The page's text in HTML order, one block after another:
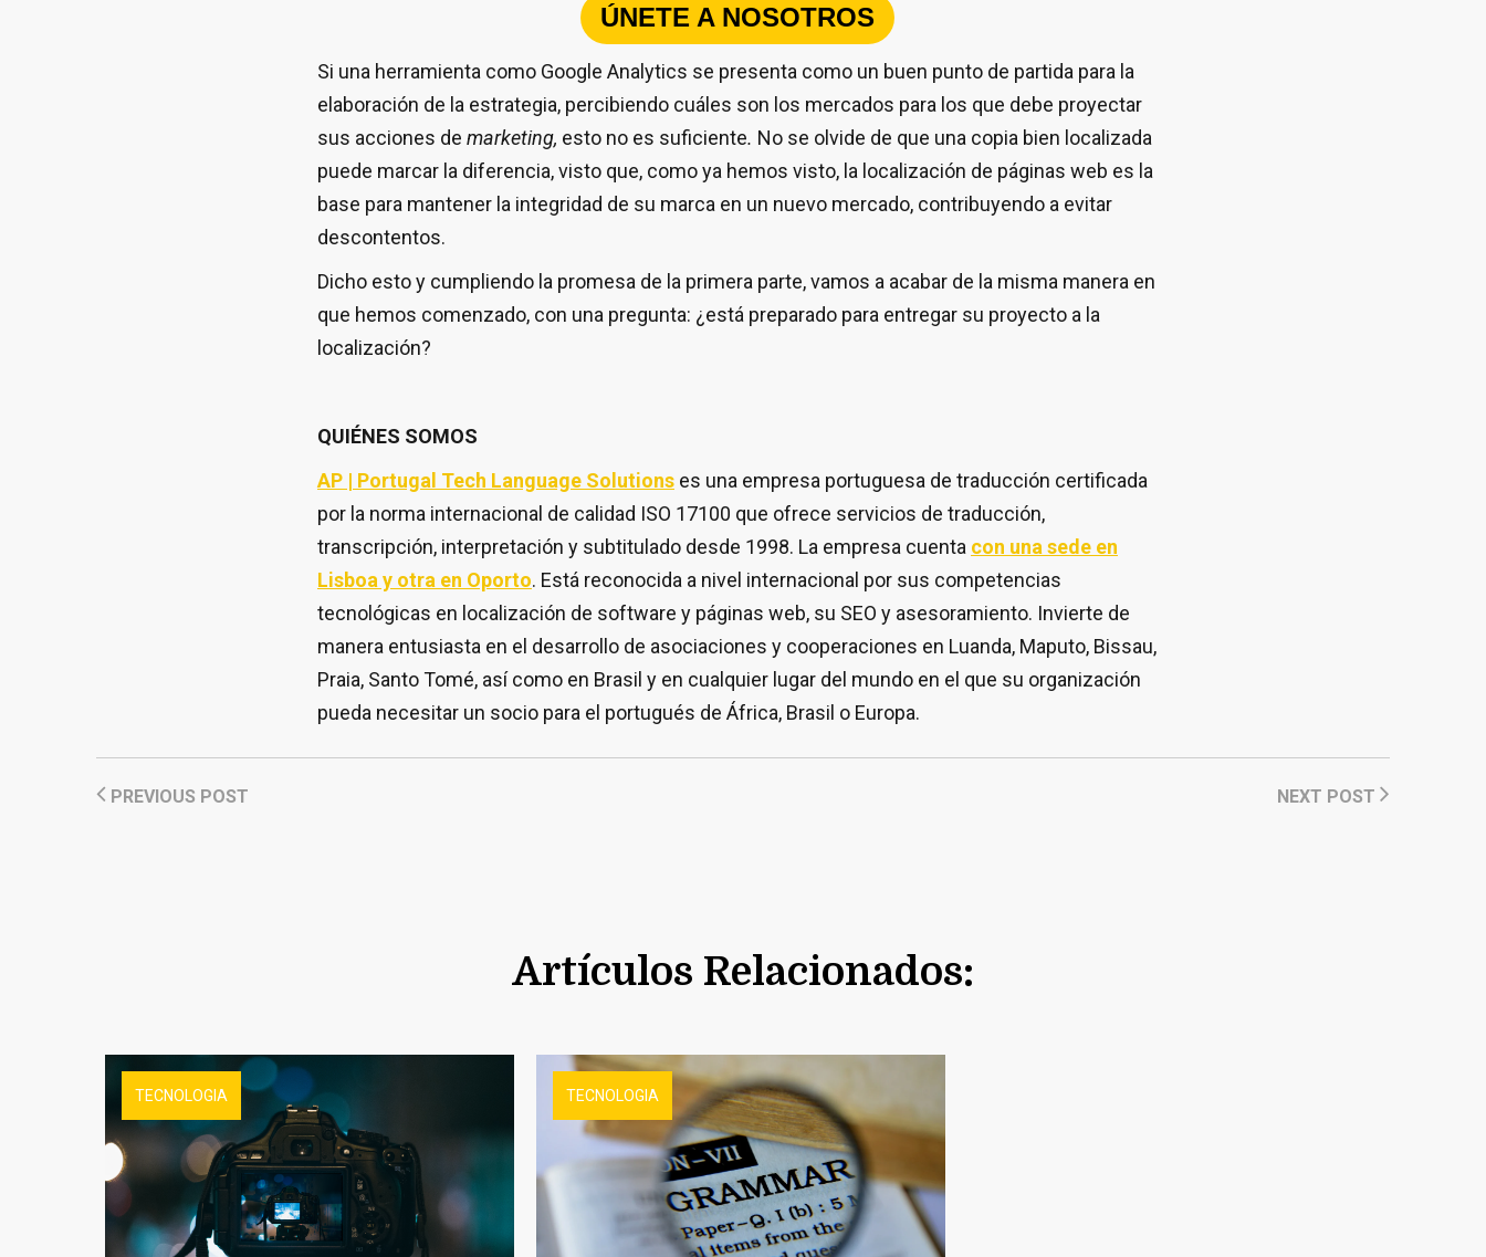
ÚNETE A NOSOTROS
Si una herramienta como Google Analytics se presenta como un buen punto de partida para la
elaboración de la estrategia, percibiendo cuáles son los mercados para los que debe proyectar
sus acciones de marketing, esto no es suficiente. No se olvide de que una copia bien localizada
puede marcar la diferencia, visto que, como ya hemos visto, la localización de páginas web es la
base para mantener la integridad de su marca en un nuevo mercado, contribuyendo a evitar
descontentos.
Dicho esto y cumpliendo la promesa de la primera parte, vamos a acabar de la misma manera en
que hemos comenzado, con una pregunta: ¿está preparado para entregar su proyecto a la
localización?
QUIÉNES SOMOS
AP | Portugal Tech Language Solutions es una empresa portuguesa de traducción certificada
por la norma internacional de calidad ISO 17100 que ofrece servicios de traducción,
transcripción, interpretación y subtitulado desde 1998. La empresa cuenta con una sede en
Lisboa y otra en Oporto. Está reconocida a nivel internacional por sus competencias
tecnológicas en localización de software y páginas web, su SEO y asesoramiento. Invierte de
manera entusiasta en el desarrollo de asociaciones y cooperaciones en Luanda, Maputo, Bissau,
Praia, Santo Tomé, así como en Brasil y en cualquier lugar del mundo en el que su organización
pueda necesitar un socio para el portugués de África, Brasil o Europa.
PREVIOUS POST NEXT POST
Artículos Relacionados:
TECNOLOGIA TECNOLOGIA